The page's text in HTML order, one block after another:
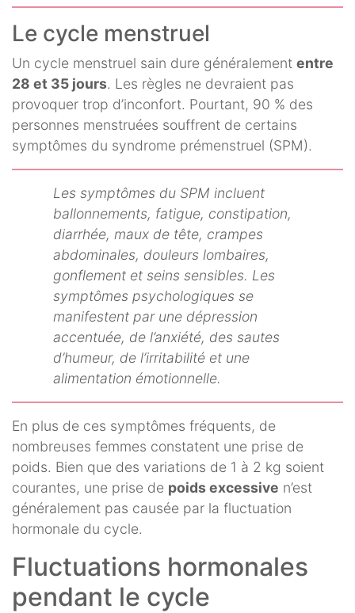
Le cycle menstruel
Un cycle menstruel sain dure généralement entre
28 et 35 jours. Les règles ne devraient pas
provoquer trop d’inconfort. Pourtant, 90 % des
personnes menstruées souffrent de certains
symptômes du syndrome prémenstruel (SPM).
Les symptômes du SPM incluent
ballonnements, fatigue, constipation,
diarrhée, maux de tête, crampes
abdominales, douleurs lombaires,
gonflement et seins sensibles. Les
symptômes psychologiques se
manifestent par une dépression
accentuée, de l’anxiété, des sautes
d’humeur, de l’irritabilité et une
alimentation émotionnelle.
En plus de ces symptômes fréquents, de
nombreuses femmes constatent une prise de
poids. Bien que des variations de 1 à 2 kg soient
courantes, une prise de poids excessive n’est
généralement pas causée par la fluctuation
hormonale du cycle.
Fluctuations hormonales
pendant le cycle